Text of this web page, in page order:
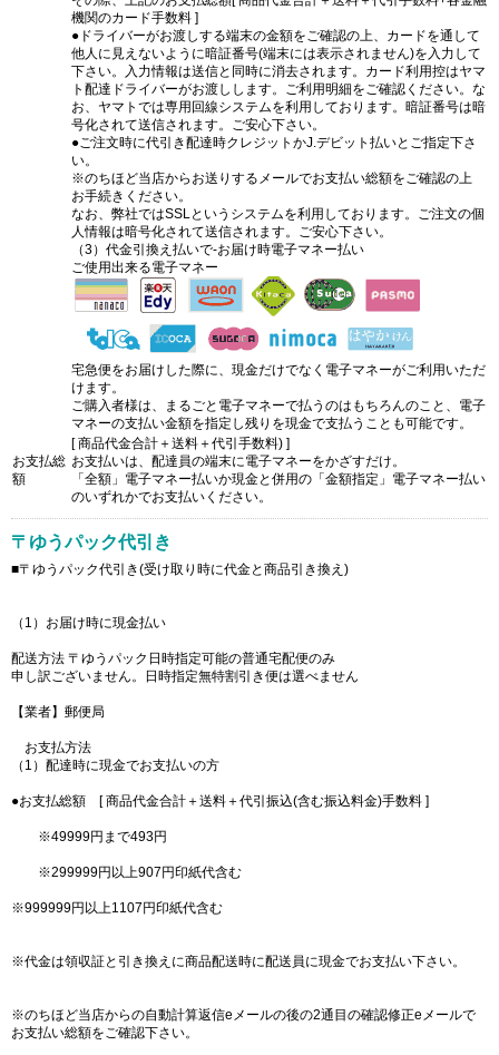
機関のカード手数料 ]
●ドライバーがお渡しする端末の金額をご確認の上、カードを通して
他人に見えないように暗証番号(端末には表示されません)を入力して
下さい。入力情報は送信と同時に消去されます。カード利用控はヤマ
ト配達ドライバーがお渡しします。ご利用明細をご確認ください。な
お、ヤマトでは専用回線システムを利用しております。暗証番号は暗
号化されて送信されます。ご安心下さい。
●ご注文時に代引き配達時クレジットかJ.デビット払いとご指定下さ
い。
※のちほど当店からお送りするメールでお支払い総額をご確認の上
お手続きください。
なお、弊社ではSSLというシステムを利用しております。ご注文の個
人情報は暗号化されて送信されます。ご安心下さい。
（3）代金引換え払いで-お届け時電子マネー払い
ご使用出来る電子マネー
宅急便をお届けした際に、現金だけでなく電子マネーがご利用いただ
けます。
ご購入者様は、まるごと電子マネーで払うのはもちろんのこと、電子
マネーの支払い金額を指定し残りを現金で支払うことも可能です。
お支払総
額
[ 商品代金合計＋送料＋代引手数料) ]
お支払いは、配達員の端末に電子マネーをかざすだけ。
「全額」電子マネー払いか現金と併用の「金額指定」電子マネー払い
のいずれかでお支払いください。
〒ゆうパック代引き
■〒ゆうパック代引き(受け取り時に代金と商品引き換え)
（1）お届け時に現金払い
配送方法 〒ゆうパック日時指定可能の普通宅配便のみ
申し訳ございません。日時指定無特割引き便は選べません
【業者】郵便局
お支払方法
（1）配達時に現金でお支払いの方
●お支払総額 [ 商品代金合計＋送料＋代引振込(含む振込料金)手数料 ]
※49999円まで493円
※299999円以上907円印紙代含む
※999999円以上1107円印紙代含む
※代金は領収証と引き換えに商品配送時に配送員に現金でお支払い下さい。
※のちほど当店からの自動計算返信eメールの後の2通目の確認修正eメールで
お支払い総額をご確認下さい。